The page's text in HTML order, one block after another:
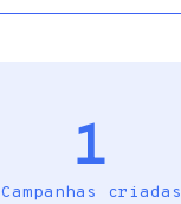
1
Campanhas criadas